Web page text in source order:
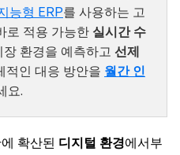
능형 ERP를 사용하는 고
로 적용 가능한 실시간 수
장 환경을 예측하고 선제
적인 대응 방안을 월간 인
요.
확산된 디지털 환경에서부